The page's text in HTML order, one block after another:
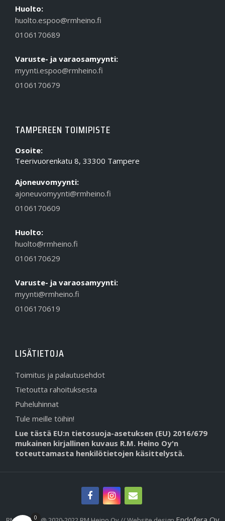
Huolto:
huolto.espoo@rmheino.fi
0106170689
Varuste- ja varaosamyynti:
myynti.espoo@rmheino.fi
0106170679
TAMPEREEN TOIMIPISTE
Osoite:
Teerivuorenkatu 8, 33300 Tampere
Ajoneuvomyynti:
ajoneuvomyynti@rmheino.fi
0106170609
Huolto:
huolto@rmheino.fi
0106170629
Varuste- ja varaosamyynti:
myynti@rmheino.fi
0106170619
LISÄTIETOJA
Toimitus ja palautusehdot
Tietoutta rahoituksesta
Puheluhinnat
Tule meille töihin!
Lue tästä EU:n tietosuoja-asetuksen (EU) 2016/679
mukainen kirjallinen kuvaus R.M. Heino Oy'n
toteuttamasta henkilötietojen käsittelystä.
0